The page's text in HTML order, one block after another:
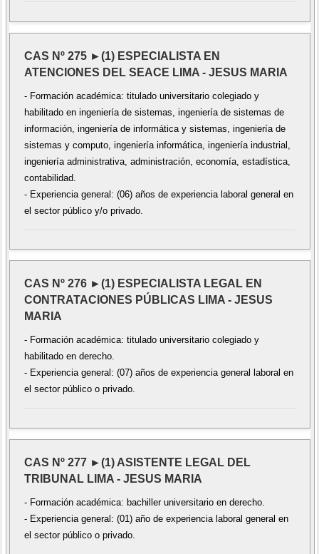
CAS Nº 275 ►(1) ESPECIALISTA EN
ATENCIONES DEL SEACE LIMA - JESUS MARIA
- Formación académica: titulado universitario colegiado y
habilitado en ingeniería de sistemas, ingeniería de sistemas de
información, ingeniería de informática y sistemas, ingeniería de
sistemas y computo, ingeniería informática, ingeniería industrial,
ingeniería administrativa, administración, economía, estadística,
contabilidad.
- Experiencia general: (06) años de experiencia laboral general en
el sector público y/o privado.
CAS Nº 276 ►(1) ESPECIALISTA LEGAL EN
CONTRATACIONES PÚBLICAS LIMA - JESUS
MARIA
- Formación académica: titulado universitario colegiado y
habilitado en derecho.
- Experiencia general: (07) años de experiencia general laboral en
el sector público o privado.
CAS Nº 277 ►(1) ASISTENTE LEGAL DEL
TRIBUNAL LIMA - JESUS MARIA
- Formación académica: bachiller universitario en derecho.
- Experiencia general: (01) año de experiencia laboral general en
el sector público o privado.